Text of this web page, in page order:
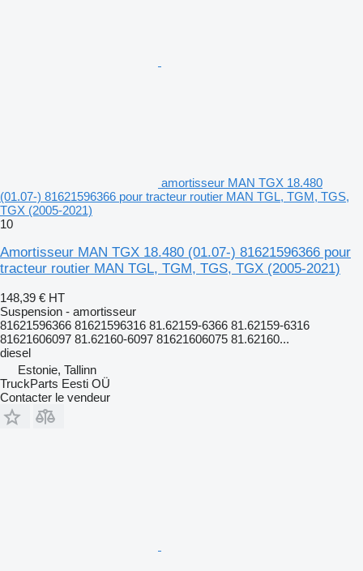
amortisseur MAN TGX 18.480
(01.07-) 81621596366 pour tracteur routier MAN TGL, TGM, TGS,
TGX (2005-2021)
10
Amortisseur MAN TGX 18.480 (01.07-) 81621596366 pour
tracteur routier MAN TGL, TGM, TGS, TGX (2005-2021)
148,39 € HT
Suspension - amortisseur
81621596366 81621596316 81.62159-6366 81.62159-6316
81621606097 81.62160-6097 81621606075 81.62160...
diesel
Estonie, Tallinn
TruckParts Eesti OÜ
Contacter le vendeur